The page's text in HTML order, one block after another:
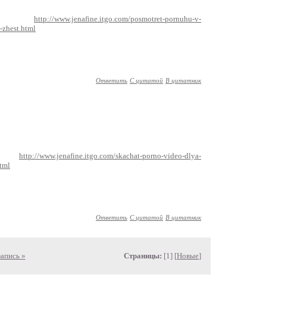
http://www.jenafine.itgo.com/posmotret-pornuhu-v-
Ответить С цитатой В цитатник
http://www.jenafine.itgo.com/skachat-porno-video-dlya-
Ответить С цитатой В цитатник
» Страницы: [1] [Новые]